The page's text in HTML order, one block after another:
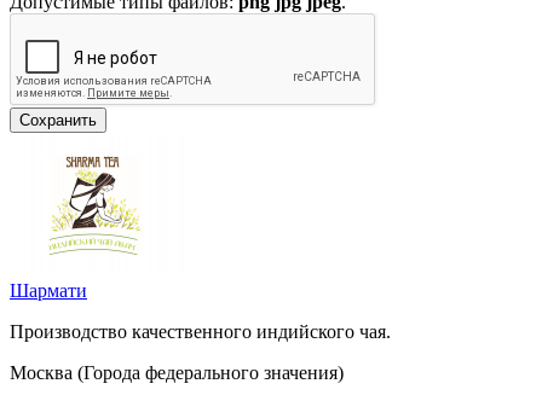
Шармати
Производство качественного индийского чая.
Москва (Города федерального значения)